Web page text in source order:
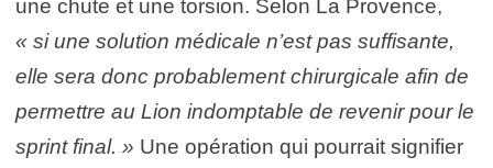
une chute et une torsion. Selon La Provence,
« si une solution médicale n’est pas suffisante,
elle sera donc probablement chirurgicale afin de
permettre au Lion indomptable de revenir pour le
sprint final. » Une opération qui pourrait signifier